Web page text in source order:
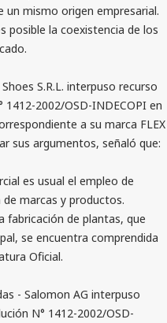
mismo origen empresarial.
posible la coexistencia de los
S.R.L. interpuso recurso
2002/OSD-INDECOPI en
a su marca FLEX
sus argumentos, señaló que:
es usual el empleo de
marcas y productos.
fabricación de plantas, que
se encuentra comprendida
Oficial.
- Salomon AG interpuso
N° 1412-2002/OSD-